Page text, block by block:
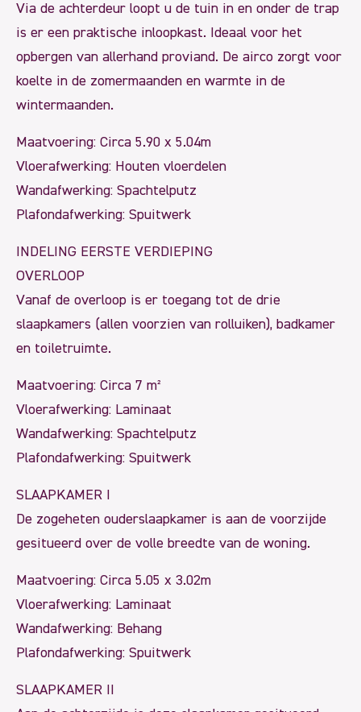
Via de achterdeur loopt u de tuin in en onder de trap
is er een praktische inloopkast. Ideaal voor het
opbergen van allerhand proviand. De airco zorgt voor
koelte in de zomermaanden en warmte in de
wintermaanden.
Maatvoering: Circa 5.90 x 5.04m
Vloerafwerking: Houten vloerdelen
Wandafwerking: Spachtelputz
Plafondafwerking: Spuitwerk
INDELING EERSTE VERDIEPING
OVERLOOP
Vanaf de overloop is er toegang tot de drie
slaapkamers (allen voorzien van rolluiken), badkamer
en toiletruimte.
Maatvoering: Circa 7 m²
Vloerafwerking: Laminaat
Wandafwerking: Spachtelputz
Plafondafwerking: Spuitwerk
SLAAPKAMER I
De zogeheten ouderslaapkamer is aan de voorzijde
gesitueerd over de volle breedte van de woning.
Maatvoering: Circa 5.05 x 3.02m
Vloerafwerking: Laminaat
Wandafwerking: Behang
Plafondafwerking: Spuitwerk
SLAAPKAMER II